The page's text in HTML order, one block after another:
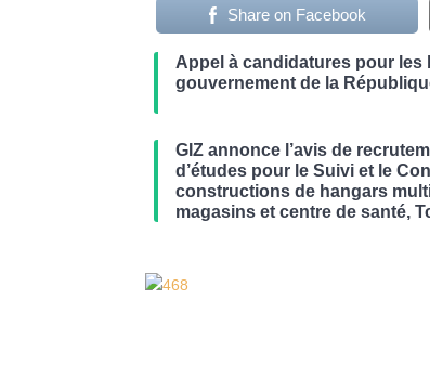
Share on Facebook
Appel à candidatures pour les
gouvernement de la
GIZ annonce l’avis de
d’études pour le Suivi et le
constructions de hangars
magasins et centre de santé,